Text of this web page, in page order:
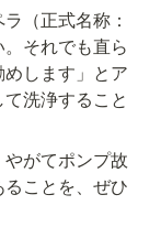
（正式名称：
それでも直ら
します」とア
洗浄すること
がてポンプ故
ことを、ぜひ